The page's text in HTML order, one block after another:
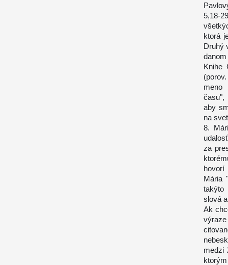
5,18-
ktorá
Druhý
Knihe
meno
času",
aby
na
8.
za
hovorí
Mária
takýto
slová
Ak
medzi